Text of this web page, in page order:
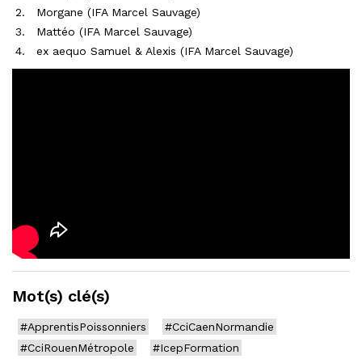
Morgane (IFA Marcel Sauvage)
Mattéo (IFA Marcel Sauvage)
ex aequo Samuel & Alexis (IFA Marcel Sauvage)
Mot(s) clé(s)
#ApprentisPoissonniers
#CciCaenNormandie
#CciRouenMétropole
#IcepFormation